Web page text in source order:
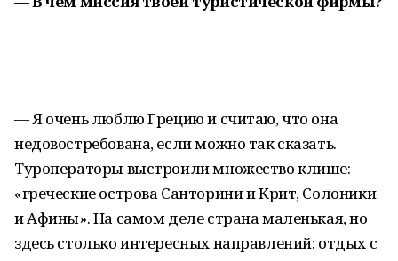
— Я очень люблю Грецию и считаю, что она
недовостребована, если можно так сказать.
Туроператоры выстроили множество клише:
«греческие острова Санторини и Крит, Солоники
и Афины». На самом деле страна маленькая, но
здесь столько интересных направлений: отдых с